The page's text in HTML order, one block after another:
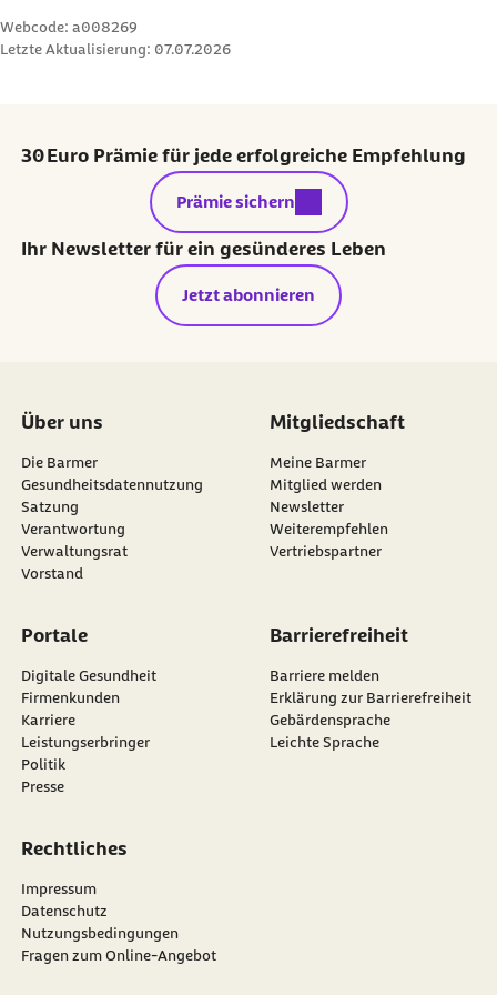
Webcode: a008269
Letzte Aktualisierung: 07.07.2026
30 Euro Prämie für jede erfolgreiche Empfehlung
externer Link:
Prämie sichern
Ihr Newsletter für ein gesünderes Leben
Jetzt abonnieren
Über uns
Die Barmer
Gesundheitsdatennutzung
Satzung
Verantwortung
Verwaltungsrat
Vorstand
Mitgliedschaft
Meine Barmer
Mitglied werden
Newsletter
externer Link:
Weiterempfehlen
Vertriebspartner
Portale
Digitale Gesundheit
Firmenkunden
Karriere
Leistungserbringer
Politik
Presse
Barrierefreiheit
Barriere melden
Erklärung zur Barrierefreiheit
Gebärdensprache
Leichte Sprache
Rechtliches
Impressum
Datenschutz
Nutzungsbedingungen
Fragen zum Online-Angebot